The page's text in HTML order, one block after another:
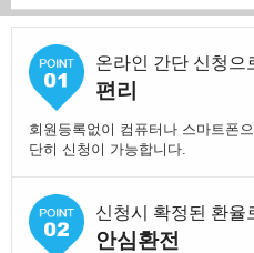
온라인 간단 신청으
편리
회원등록없이 컴퓨터나 스마트폰
단히 신청이 가능합니다.
신청시 확정된 환율
안심환전